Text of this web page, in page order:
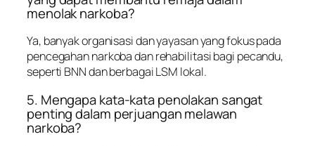
menolak narkoba?
Ya, banyak organisasi dan yayasan yang fokus pada
pencegahan narkoba dan rehabilitasi bagi pecandu,
seperti BNN dan berbagai LSM lokal.
5. Mengapa kata-kata penolakan sangat
penting dalam perjuangan melawan
narkoba?